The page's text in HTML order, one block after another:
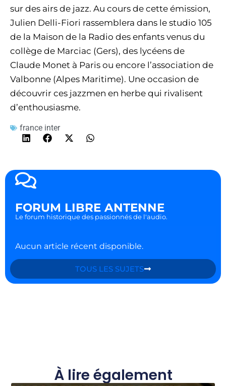
sur des airs de jazz. Au cours de cette émission,
Julien Delli-Fiori rassemblera dans le studio 105
de la Maison de la Radio des enfants venus du
collège de Marciac (Gers), des lycéens de
Claude Monet à Paris ou encore l’association de
Valbonne (Alpes Maritime). Une occasion de
découvrir ces jazzmen en herbe qui rivalisent
d’enthousiasme.
france inter
FORUM LIBRE ANTENNE
Le forum historique des passionnés de l'audio.
Aucun article récent disponible.
TOUS LES SUJETS
À lire également